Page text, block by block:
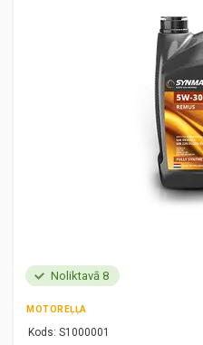
Noliktavā 8
MOTOREĻĻA
Kods: S1000001